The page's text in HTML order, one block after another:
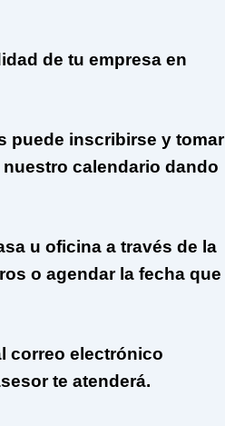
de tu empresa en
puede inscribirse y tomar
calendario dando
u oficina a través de la
o agendar la fecha que
correo electrónico
te atenderá.